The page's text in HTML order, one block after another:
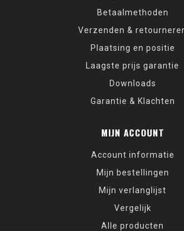
Betaalmethoden
Verzenden &
Plaatsing en positie
Laagste prijs garantie
Downloads
Garantie & Klachten
MIJN ACCOUNT
Account informatie
Mijn bestellingen
Mijn verlanglijst
Vergelijk
Alle producten